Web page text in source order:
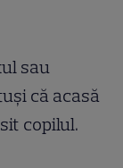
sau
că acasă
copilul.